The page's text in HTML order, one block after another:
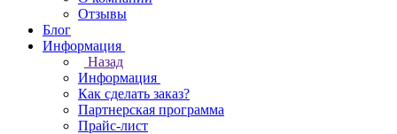
Отзывы
Блог
Информация
Назад
Информация
Как сделать заказ?
Партнерская программа
Прайс-лист